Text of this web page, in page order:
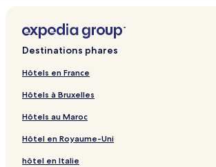
Destinations phares
Hôtels en France
Hôtels à Bruxelles
Hôtels au Maroc
Hôtel en Royaume-Uni
hôtel en Italie